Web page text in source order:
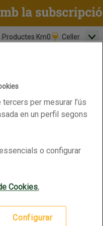
Productes Km0 Celler
d'ordenació
PizzaBase rodona per a Pizza
quilo)
Afegeix
per mesurar l’ús
en un perfil segons
o configurar
Cookies.
Configurar